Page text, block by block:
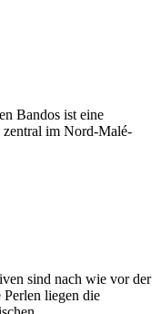
Bandos ist eine
im Nord-Malé-
sind nach wie vor der
liegen die